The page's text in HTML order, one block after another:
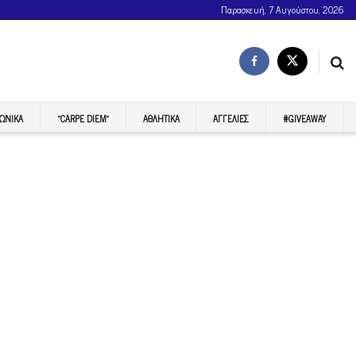
Παρασκευή, 7 Αυγούστου, 2026
“CARPE DIEM” ΑΘΛΗΤΙΚΆ ΑΓΓΕΛΊΕΣ #GIVEAWAY